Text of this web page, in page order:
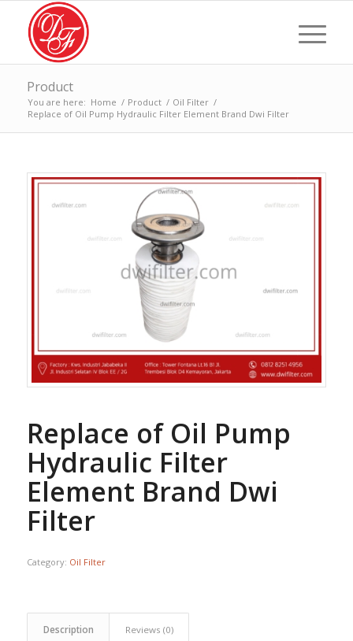
Product
You are here: Home / Product / Oil Filter /
Replace of Oil Pump Hydraulic Filter Element Brand Dwi Filter
Replace of Oil Pump
Hydraulic Filter
Element Brand Dwi
Filter
Category: Oil Filter
Description Reviews (0)